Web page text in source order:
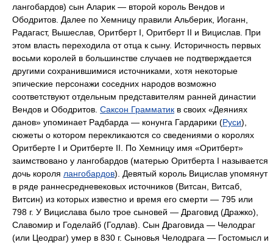
лангобардов) сын Аларик — второй король Вендов и
Ободритов. Далее по Хемницу правили Альберик, Иоганн,
Радагаст, Вышеслав, Оритберт I, Оритберт II и Вицислав. При
этом власть переходила от отца к сыну. Историчность первых
восьми королей в большинстве случаев не подтверждается
другими сохранившимися источниками, хотя некоторые
эпические персонажи соседних народов возможно
соответствуют отдельным представителям ранней династии
Вендов и Ободритов. Саксон Грамматик в своих «Деяниях
данов» упоминает Радбарда — конунга Гардарики (Руси),
сюжеты о котором перекликаются со сведениями о королях
Оритберте I и Оритберте II. По Хемницу имя «Оритберт»
заимствовано у лангобардов (матерью Оритберта I называется
дочь короля лангобардов). Девятый король Вицислав упомянут
в ряде раннесредневековых источников (Витсан, Витсаб,
Витсин) из которых известно и время его смерти — 795 или
798 г. У Вицислава было трое сыновей — Драговид (Дражко),
Славомир и Годелайб (Годлав). Сын Драговида — Челодраг
(или Цеодраг) умер в 830 г. Сыновья Челодрага — Гостомысл и